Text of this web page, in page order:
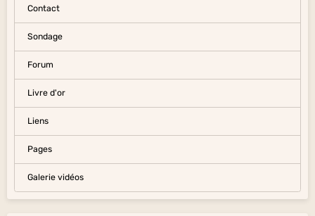
Contact
Sondage
Forum
Livre d'or
Liens
Pages
Galerie vidéos